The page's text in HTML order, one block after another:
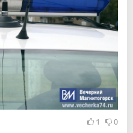
1 0